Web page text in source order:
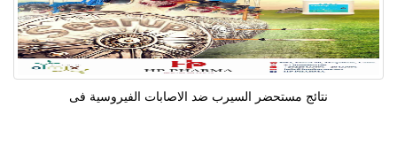
نتائج مستحضر السيرب ضد الاصابات الفيروسية فى